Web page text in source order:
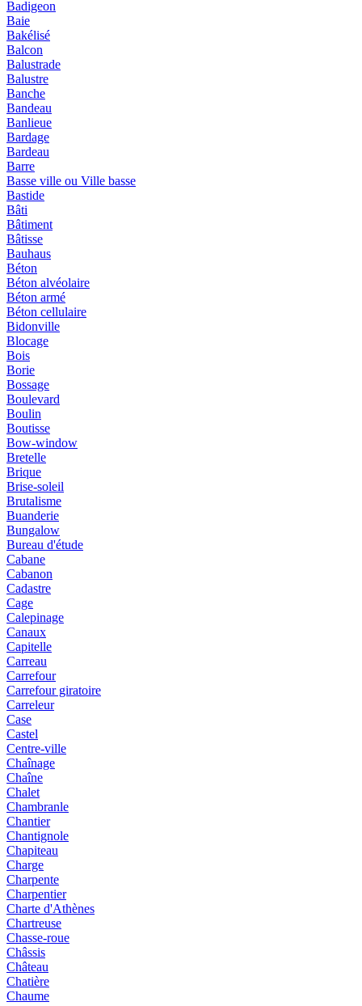
Badigeon
Baie
Bakélisé
Balcon
Balustrade
Balustre
Banche
Bandeau
Banlieue
Bardage
Bardeau
Barre
Basse ville ou Ville basse
Bastide
Bâti
Bâtiment
Bâtisse
Bauhaus
Béton
Béton alvéolaire
Béton armé
Béton cellulaire
Bidonville
Blocage
Bois
Borie
Bossage
Boulevard
Boulin
Boutisse
Bow-window
Bretelle
Brique
Brise-soleil
Brutalisme
Buanderie
Bungalow
Bureau d'étude
Cabane
Cabanon
Cadastre
Cage
Calepinage
Canaux
Capitelle
Carreau
Carrefour
Carrefour giratoire
Carreleur
Case
Castel
Centre-ville
Chaînage
Chaîne
Chalet
Chambranle
Chantier
Chantignole
Chapiteau
Charge
Charpente
Charpentier
Charte d'Athènes
Chartreuse
Chasse-roue
Châssis
Château
Chatière
Chaume